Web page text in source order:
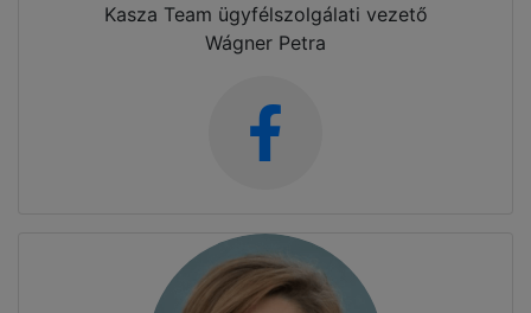
Kasza Team ügyfélszolgálati vezető
Wágner Petra